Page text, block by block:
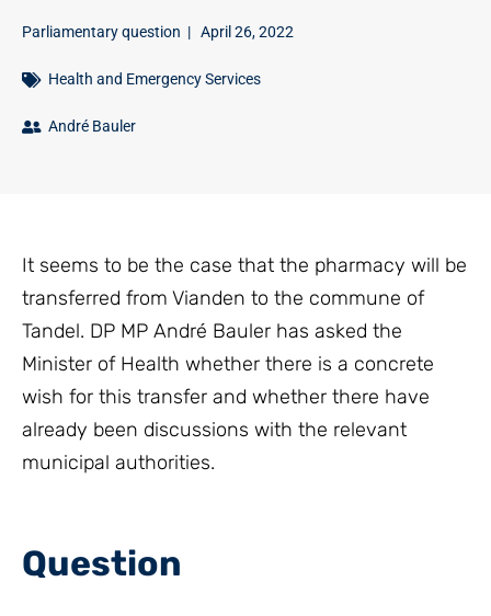
Parliamentary question | April 26, 2022
Health and Emergency Services
André Bauler
It seems to be the case that the pharmacy will be
transferred from Vianden to the commune of
Tandel. DP MP André Bauler has asked the
Minister of Health whether there is a concrete
wish for this transfer and whether there have
already been discussions with the relevant
municipal authorities.
Question